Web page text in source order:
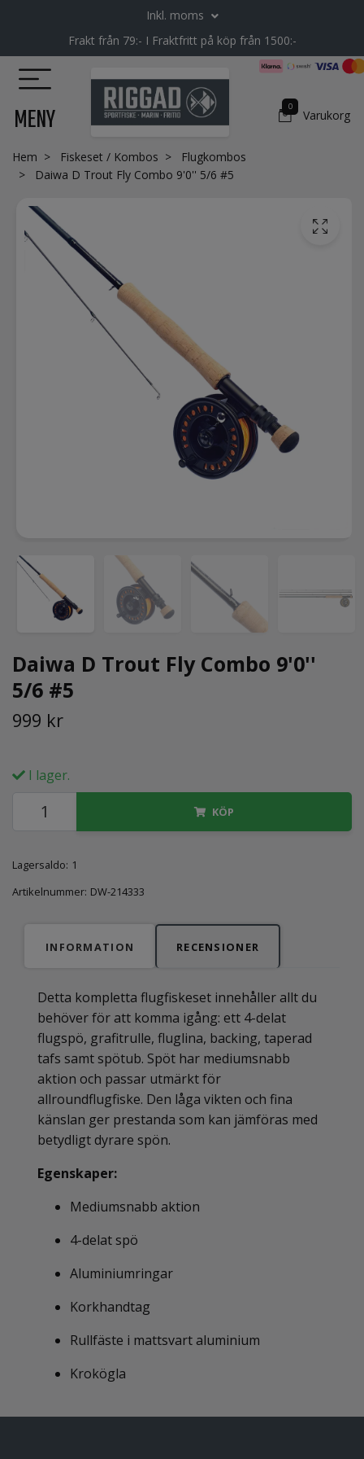
Inkl. moms
Frakt från 79:- I Fraktfritt på köp från 1500:-
MENY 0
Varukorg
Hem Fiskeset / Kombos
Flugkombos
Daiwa D Trout Fly Combo 9'0'' 5/6 #5
Daiwa D Trout Fly Combo 9'0''
5/6 #5
999 kr
I lager.
KÖP
Lagersaldo: 1
Artikelnummer: DW-214333
INFORMATION RECENSIONER
Detta kompletta flugfiskeset innehåller allt du
behöver för att komma igång: ett 4-delat
flugspö, grafitrulle, fluglina, backing, taperad
tafs samt spötub. Spöt har mediumsnabb
aktion och passar utmärkt för
allroundflugfiske. Den låga vikten och fina
känslan ger prestanda som kan jämföras med
betydligt dyrare spön.
Egenskaper:
Mediumsnabb aktion
4-delat spö
Aluminiumringar
Korkhandtag
Rullfäste i mattsvart aluminium
Krokögla